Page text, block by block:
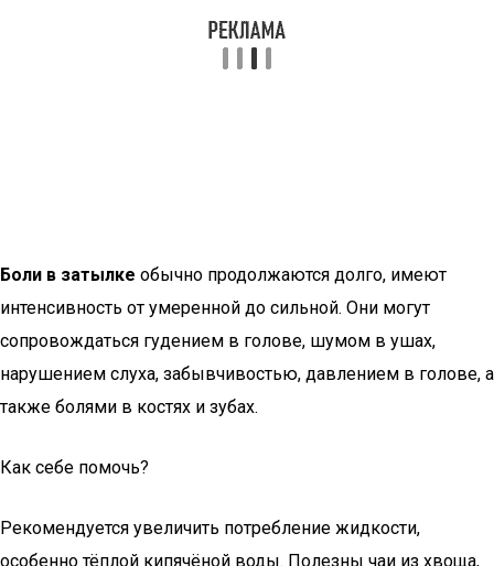
Боли в затылке обычно продолжаются долго, имеют
интенсивность от умеренной до сильной. Они могут
сопровождаться гудением в голове, шумом в ушах,
нарушением слуха, забывчивостью, давлением в голове, а
также болями в костях и зубах.
Как себе помочь?
Рекомендуется увеличить потребление жидкости,
особенно тёплой кипячёной воды. Полезны чаи из хвоща,